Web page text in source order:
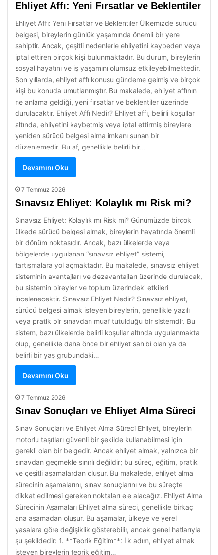
Ehliyet Affı: Yeni Fırsatlar ve Beklentiler
Ehliyet Affı: Yeni Fırsatlar ve Beklentiler Ülkemizde sürücü
belgesi, bireylerin günlük yaşamında önemli bir yere
sahiptir. Ancak, çeşitli nedenlerle ehliyetini kaybeden veya
iptal ettiren birçok kişi bulunmaktadır. Bu durum, bireylerin
sosyal hayatını ve iş yaşamını olumsuz etkileyebilmektedir.
Son yıllarda, ehliyet affı konusu gündeme gelmiş ve birçok
kişi bu konuda umutlanmıştır. Bu makalede, ehliyet affının
ne anlama geldiği, yeni fırsatlar ve beklentiler üzerinde
durulacaktır. Ehliyet Affı Nedir? Ehliyet affı, belirli koşullar
altında, ehliyetini kaybetmiş veya iptal ettirmiş bireylere
yeniden sürücü belgesi alma imkanı sunan bir
düzenlemedir. Bu af, genellikle belirli bir…
Devamını Oku
7 Temmuz 2026
Sınavsız Ehliyet: Kolaylık mı Risk mi?
Sınavsız Ehliyet: Kolaylık mı Risk mi? Günümüzde birçok
ülkede sürücü belgesi almak, bireylerin hayatında önemli
bir dönüm noktasıdır. Ancak, bazı ülkelerde veya
bölgelerde uygulanan “sınavsız ehliyet” sistemi,
tartışmalara yol açmaktadır. Bu makalede, sınavsız ehliyet
sisteminin avantajları ve dezavantajları üzerinde durulacak,
bu sistemin bireyler ve toplum üzerindeki etkileri
incelenecektir. Sınavsız Ehliyet Nedir? Sınavsız ehliyet,
sürücü belgesi almak isteyen bireylerin, genellikle yazılı
veya pratik bir sınavdan muaf tutulduğu bir sistemdir. Bu
sistem, bazı ülkelerde belirli koşullar altında uygulanmakta
olup, genellikle daha önce bir ehliyet sahibi olan ya da
belirli bir yaş grubundaki…
Devamını Oku
7 Temmuz 2026
Sınav Sonuçları ve Ehliyet Alma Süreci
Sınav Sonuçları ve Ehliyet Alma Süreci Ehliyet, bireylerin
motorlu taşıtları güvenli bir şekilde kullanabilmesi için
gerekli olan bir belgedir. Ancak ehliyet almak, yalnızca bir
sınavdan geçmekle sınırlı değildir; bu süreç, eğitim, pratik
ve çeşitli aşamalardan oluşur. Bu makalede, ehliyet alma
sürecinin aşamalarını, sınav sonuçlarını ve bu süreçte
dikkat edilmesi gereken noktaları ele alacağız. Ehliyet Alma
Sürecinin Aşamaları Ehliyet alma süreci, genellikle birkaç
ana aşamadan oluşur. Bu aşamalar, ülkeye ve yerel
yasalara göre değişiklik gösterebilir, ancak genel hatlarıyla
şu şekildedir: 1. **Teorik Eğitim**: İlk adım, ehliyet almak
isteyen bireylerin teorik eğitim…